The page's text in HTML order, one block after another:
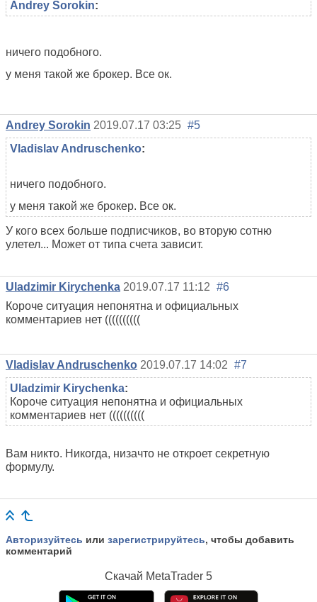
Andrey Sorokin:
ничего подобного.
у меня такой же брокер. Все ок.
Andrey Sorokin 2019.07.17 03:25 #5
Vladislav Andruschenko:
ничего подобного.
у меня такой же брокер. Все ок.
У кого всех больше подписчиков, во вторую сотню
улетел... Может от типа счета зависит.
Uladzimir Kirychenka 2019.07.17 11:12 #6
Короче ситуация непонятна и официальных
комментариев нет ((((((((((
Vladislav Andruschenko 2019.07.17 14:02 #7
Uladzimir Kirychenka:
Короче ситуация непонятна и официальных
комментариев нет ((((((((((
Вам никто. Никогда, низачто не откроет секретную
формулу.
Авторизуйтесь или зарегистрируйтесь, чтобы добавить
комментарий
Скачай MetaTrader 5